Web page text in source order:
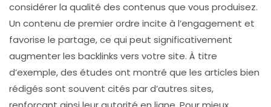
considérer la qualité des contenus que vous produisez.
Un contenu de premier ordre incite à l’engagement et
favorise le partage, ce qui peut significativement
augmenter les backlinks vers votre site. À titre
d’exemple, des études ont montré que les articles bien
rédigés sont souvent cités par d’autres sites,